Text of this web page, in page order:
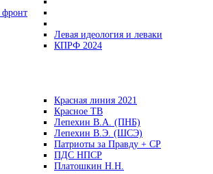
фронт
Левая идеология и леваки
КПРФ 2024
Красная линия 2021
Красное ТВ
Лепехин В.А. (ПНБ)
Лепехин В.Э. (ШСЭ)
Патриоты за Правду + СР
ПДС НПСР
Платошкин Н.Н.